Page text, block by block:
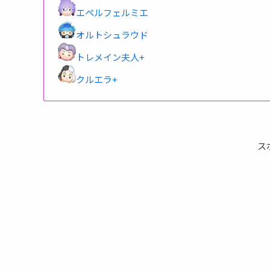
エペルフェルミエ
オルトシュラウド
トレメイン夫人+
クルエラ+
ス